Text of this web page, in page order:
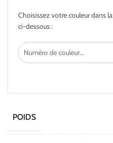
Choisissez votre couleur dans la
ci-dessous :
POIDS